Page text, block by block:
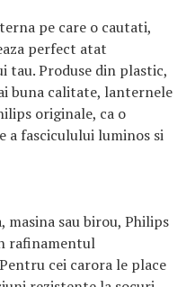
pe care o cautati,
perfect atat
Produse din plastic,
buna calitate, lanternele
originale, ca o
fasciculului luminos si
masina sau birou, Philips
rafinamentul
cei carora le place